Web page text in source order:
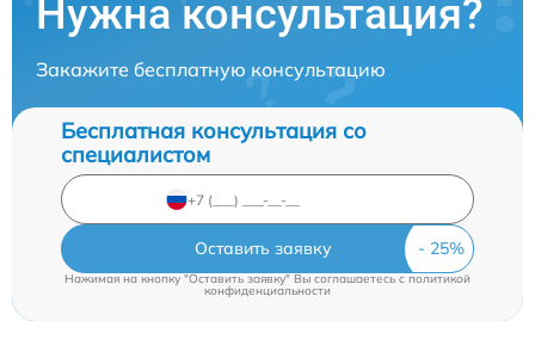
Нужна консультация?
Закажите бесплатную консультацию
Бесплатная консультация со
специалистом
Оставить заявку
Нажимая на кнопку "Оставить заявку" Вы соглашаетесь cполитикой
конфиденциальности